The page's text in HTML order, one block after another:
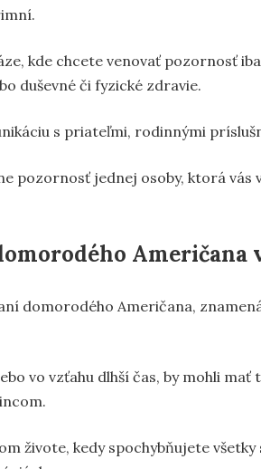
kde chcete venovať pozornosť
duševné či fyzické zdravie.
s priateľmi, rodinnými
pozornosť jednej osoby, ktorá vás
Američana
domorodého Američana,
vo vzťahu dlhší čas, by mohli
živote, kedy spochybňujete